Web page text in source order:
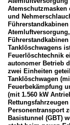
Atemschutzmasken
und
Tanklöschwagens
Feuerlöschtechnik
autonomer Betrieb
zwei Einheiten
Tanklöschwagen
Feuerbekämpfung
(mit 1.560 kW
Personentransport
Basistunnel (GBT)